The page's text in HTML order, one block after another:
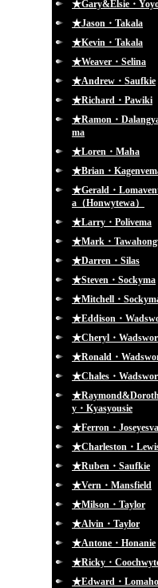
★Gary&Elsie・
★Jason・Takala
★Kevin・Takala
★Weaver・Selina
★Andrew・Saufkie
★Richard・Pawiki
★Ramon・
ma
★Loren・Maha
★Brian・
★Gerald・
a（Honwytewa）
★Larry・Polivema
★Mark・
★Darren・Silas
★Steven・Sockyma
★Mitchell・
★Eddison・
★Cheryl・
★Ronald・
★Chales・
y・Kyasyousie
★Ferron・Joseyesva
★Charleston・
★Ruben・Saufkie
★Vern・Mansfield
★Milson・Taylor
★Alvin・Taylor
★Antone・Honanie
★Ricky・
★Edward・